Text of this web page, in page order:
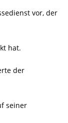
vor, der
hat.
der
seiner